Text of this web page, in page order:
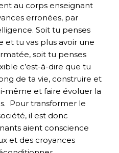
au corps enseignant
erronées, par
Soit tu penses
et tu vas plus avoir une
soit tu penses
c’est-à-dire que tu
de ta vie, construire et
même et faire évoluer la
Pour transformer le
il est donc
aient conscience
et des croyances